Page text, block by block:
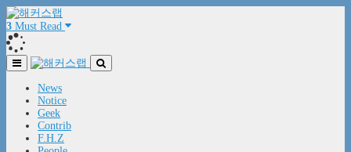
3 Must Read
News
Notice
Geek
Contrib
F.H.Z